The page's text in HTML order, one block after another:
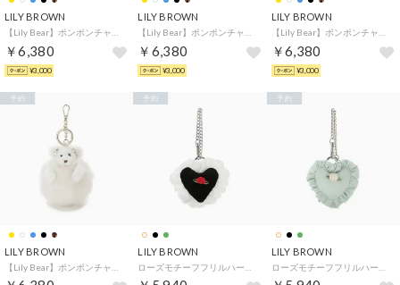
LILY BROWN
￥6,380
¥3,000
LILY BROWN
￥6,380
¥3,000
LILY BROWN
￥6,380
¥3,000
LILY BROWN
予約
LILY BROWN
予約
LILY BROWN
予約